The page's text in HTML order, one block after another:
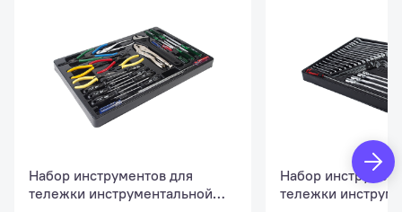
Набор инструментов для
тележки инструментальной
Набор
тележки